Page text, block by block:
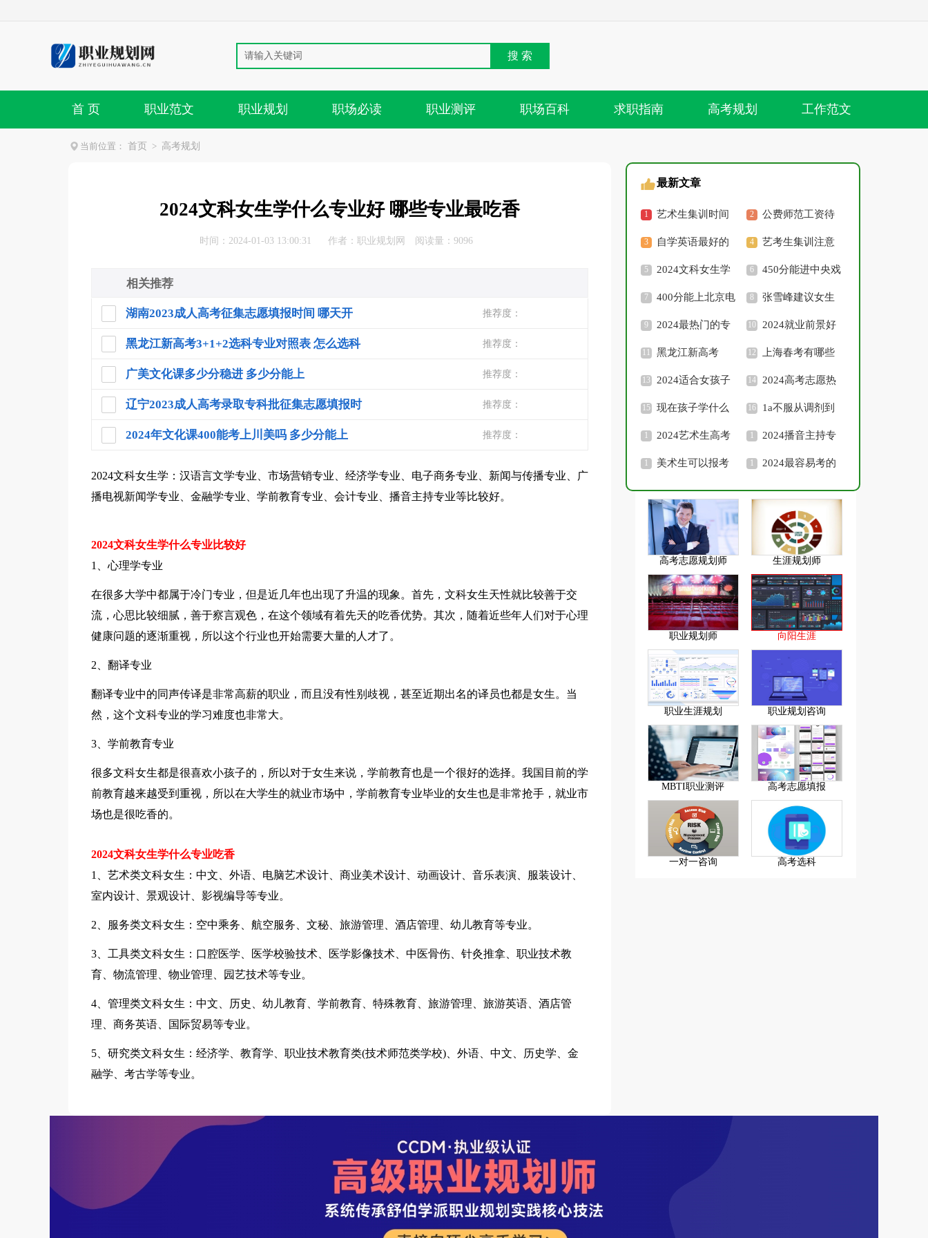
搜 索
首 页 职业范文 职业规划 职场必读 职业测评 职场百科 求职指南 高考规划 工作范文
当前位置： 首页 > 高考规划
2024文科女生学什么专业好 哪些专业最吃香
时间：2024-01-03 13:00:31 作者： 职业规划网 阅读量：9096
湖南2023成人高考征集志愿填报时间 哪天开
始报考
推荐度：
黑龙江新高考3+1+2选科专业对照表 怎么选科
比较好
推荐度：
广美文化课多少分稳进 多少分能上 推荐度：
辽宁2023成人高考录取专科批征集志愿填报时
间 几号截止
推荐度：
2024年文化课400能考上川美吗 多少分能上 推荐度：
相关推荐
2024文科女生学：汉语言文学专业、市场营销专业、经济学专业、电子商务专业、新闻与传播专业、广
播电视新闻学专业、金融学专业、学前教育专业、会计专业、播音主持专业等比较好。
2024文科女生学什么专业比较好
1、心理学专业
在很多大学中都属于冷门专业，但是近几年也出现了升温的现象。首先，文科女生天性就比较善于交
流，心思比较细腻，善于察言观色，在这个领域有着先天的吃香优势。其次，随着近些年人们对于心理
健康问题的逐渐重视，所以这个行业也开始需要大量的人才了。
2、翻译专业
翻译专业中的同声传译是非常高薪的职业，而且没有性别歧视，甚至近期出名的译员也都是女生。当
然，这个文科专业的学习难度也非常大。
3、学前教育专业
很多文科女生都是很喜欢小孩子的，所以对于女生来说，学前教育也是一个很好的选择。我国目前的学
前教育越来越受到重视，所以在大学生的就业市场中，学前教育专业毕业的女生也是非常抢手，就业市
场也是很吃香的。
2024文科女生学什么专业吃香
1、艺术类文科女生：中文、外语、电脑艺术设计、商业美术设计、动画设计、音乐表演、服装设计、
室内设计、景观设计、影视编导等专业。
2、服务类文科女生：空中乘务、航空服务、文秘、旅游管理、酒店管理、幼儿教育等专业。
3、工具类文科女生：口腔医学、医学校验技术、医学影像技术、中医骨伤、针灸推拿、职业技术教
育、物流管理、物业管理、园艺技术等专业。
4、管理类文科女生：中文、历史、幼儿教育、学前教育、特殊教育、旅游管理、旅游英语、酒店管
理、商务英语、国际贸易等专业。
5、研究类文科女生：经济学、教育学、职业技术教育类(技术师范类学校)、外语、中文、历史学、金
融学、考古学等专业。
最新文章
艺术生集训时间
是在什么时候 大概需
要多少钱
公费师范工资待
遇如何 能维持基本生
活吗
自学英语最好的
方法 有什么技巧窍门
艺考生集训注意
事项 有什么要了解知
道的
2024文科女生学
什么专业好 哪些专业
最吃香
450分能进中央戏
剧学院吗 中戏多少分
能被录取
400分能上北京电
影学院吗 最低多少分
能录取
张雪峰建议女生
选的专业 2024热门专
业推荐
2024最热门的专
业 哪些毕业后好就业
2024就业前景好
的10大专业 哪些专业
有发展
黑龙江新高考
3+1+2选科专业对照
表 怎么选科比较好
上海春考有哪些
学校
2024适合女孩子
学的热门专业 哪些未
来发展好
2024高考志愿热
门专业 哪些吃香好就
业
现在孩子学什么
专业前景好 2024热门
专业推荐
1a不服从调剂到
1b还是2a
2024艺术生高考
后可以不走艺术吗 怎
么填报
2024播音主持专
业可以报考什么大学
值得报考的院校推荐
美术生可以报考
的大学 值得报考的学
校推荐
2024最容易考的
艺术学院 哪些实力强
值得报考
高考志愿规划师 生涯规划师
职业规划师 向阳生涯
职业生涯规划 职业规划咨询
MBTI职业测评 高考志愿填报
一对一咨询 高考选科